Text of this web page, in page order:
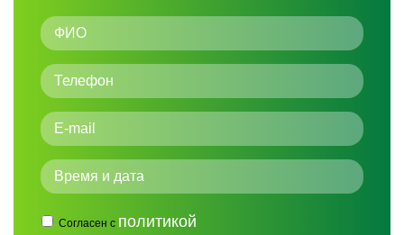
Согласен с политикой